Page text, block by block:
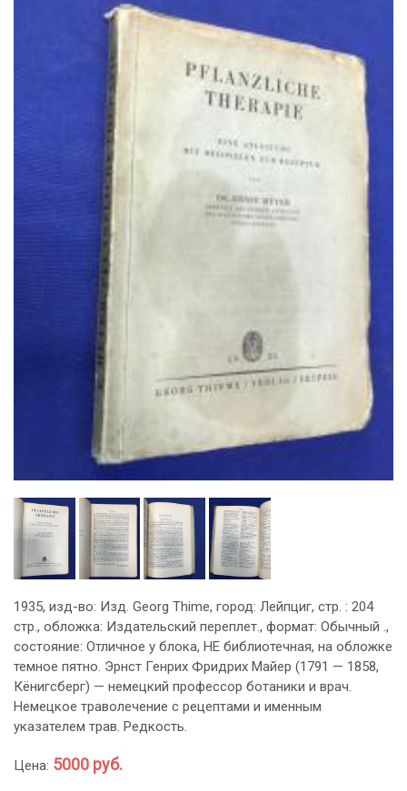
1935, изд-во: Изд. Georg Thime, город: Лейпциг, стр. : 204
стр., обложка: Издательский переплет., формат: Обычный .,
состояние: Отличное у блока, НЕ библиотечная, на обложке
темное пятно. Эрнст Генрих Фридрих Майер (1791 — 1858,
Кёнигсберг) — немецкий профессор ботаники и врач.
Немецкое траволечение с рецептами и именным
указателем трав. Редкость.
Цена: 5000 руб.